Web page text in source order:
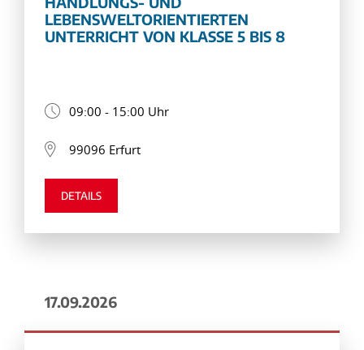
LEBENSWELTORIENTIERTEN
UNTERRICHT VON KLASSE 5 BIS 8
09:00 - 15:00 Uhr
99096 Erfurt
DETAILS
17.09.2026